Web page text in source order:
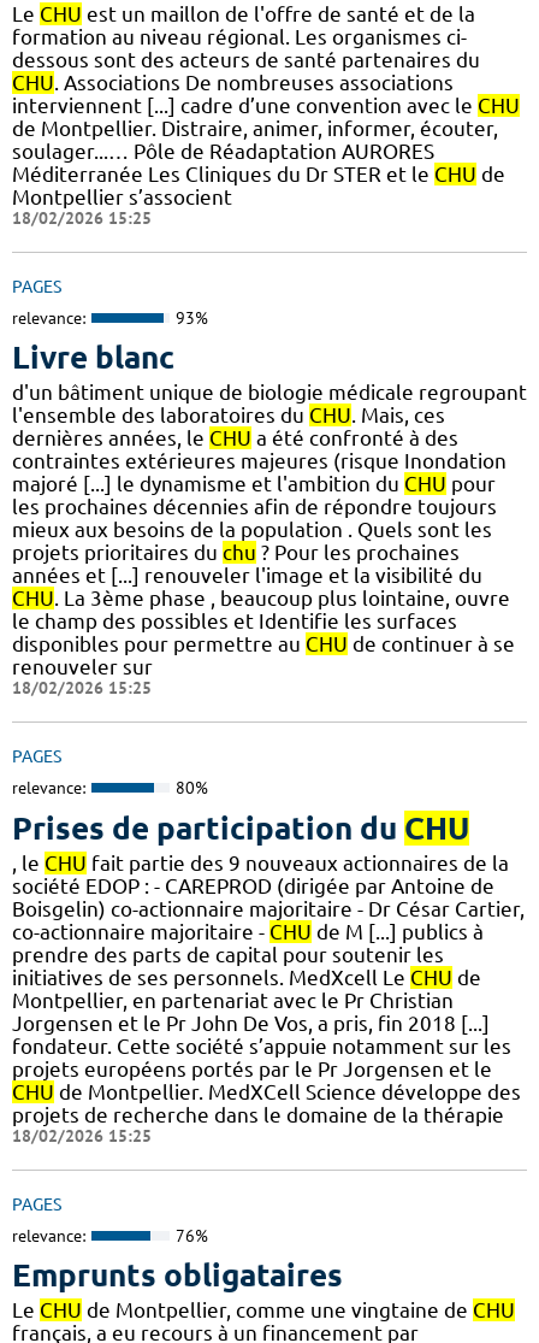
Le CHU est un maillon de l'offre de santé et de la
formation au niveau régional. Les organismes ci-
dessous sont des acteurs de santé partenaires du
CHU . Associations De nombreuses associations
interviennent [...] cadre d’une convention avec le CHU
de Montpellier. Distraire, animer, informer, écouter,
soulager...… Pôle de Réadaptation AURORES
Méditerranée Les Cliniques du Dr STER et le CHU de
Montpellier s’associent
18/02/2026 15:25
PAGES
relevance: 93%
Livre blanc
d'un bâtiment unique de biologie médicale regroupant
l'ensemble des laboratoires du CHU. Mais, ces
dernières années, le CHU a été confronté à des
contraintes extérieures majeures (risque Inondation
majoré [...] le dynamisme et l'ambition du CHU pour
les prochaines décennies afin de répondre toujours
mieux aux besoins de la population . Quels sont les
projets prioritaires du chu ? Pour les prochaines
années et [...] renouveler l'image et la visibilité du
CHU. La 3ème phase , beaucoup plus lointaine, ouvre
le champ des possibles et Identifie les surfaces
disponibles pour permettre au CHU de continuer à se
renouveler sur
18/02/2026 15:25
PAGES
relevance: 80%
Prises de participation du CHU
, le CHU fait partie des 9 nouveaux actionnaires de la
société EDOP : - CAREPROD (dirigée par Antoine de
Boisgelin) co-actionnaire majoritaire - Dr César Cartier,
co-actionnaire majoritaire - CHU de M [...] publics à
prendre des parts de capital pour soutenir les
initiatives de ses personnels. MedXcell Le CHU de
Montpellier, en partenariat avec le Pr Christian
Jorgensen et le Pr John De Vos, a pris, fin 2018 [...]
fondateur. Cette société s’appuie notamment sur les
projets européens portés par le Pr Jorgensen et le
CHU de Montpellier. MedXCell Science développe des
projets de recherche dans le domaine de la thérapie
18/02/2026 15:25
PAGES
relevance: 76%
Emprunts obligataires
Le CHU de Montpellier, comme une vingtaine de CHU
français, a eu recours à un financement par